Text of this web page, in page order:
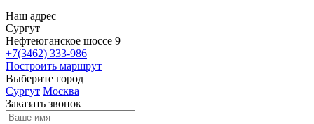
Наш адрес
Сургут
Нефтеюганское шоссе 9
+7(3462) 333-986
Построить маршрут
Выберите город
Сургут Москва
Заказать звонок